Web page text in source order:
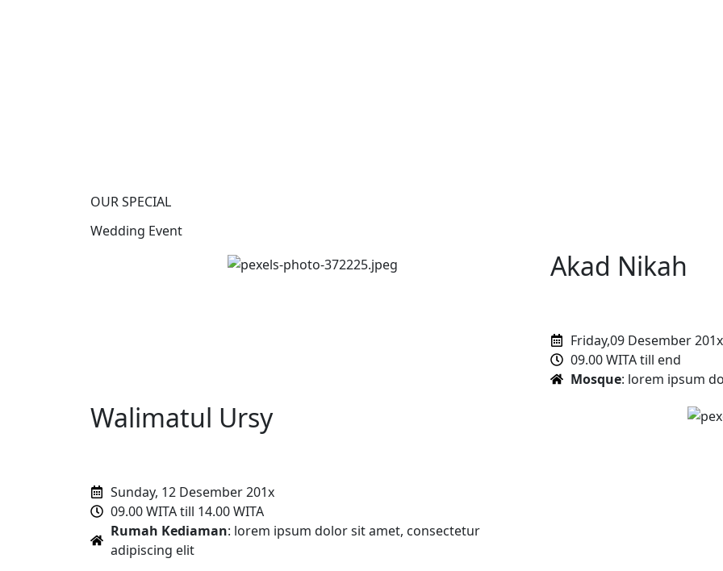
OUR SPECIAL
Wedding Event
Akad Nikah
Friday,09 Desember 201x
09.00 WITA till end
Mosque: lorem ipsum
Walimatul Ursy
Sunday, 12 Desember 201x
09.00 WITA till 14.00 WITA
Rumah Kediaman: lorem ipsum dolor sit amet, consectetur
adipiscing elit